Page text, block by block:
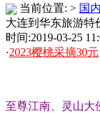
当前位置: > 国
大连到华东旅游特
时间:2019-03-25
·2023樱桃采摘30元
至尊江南、灵山大